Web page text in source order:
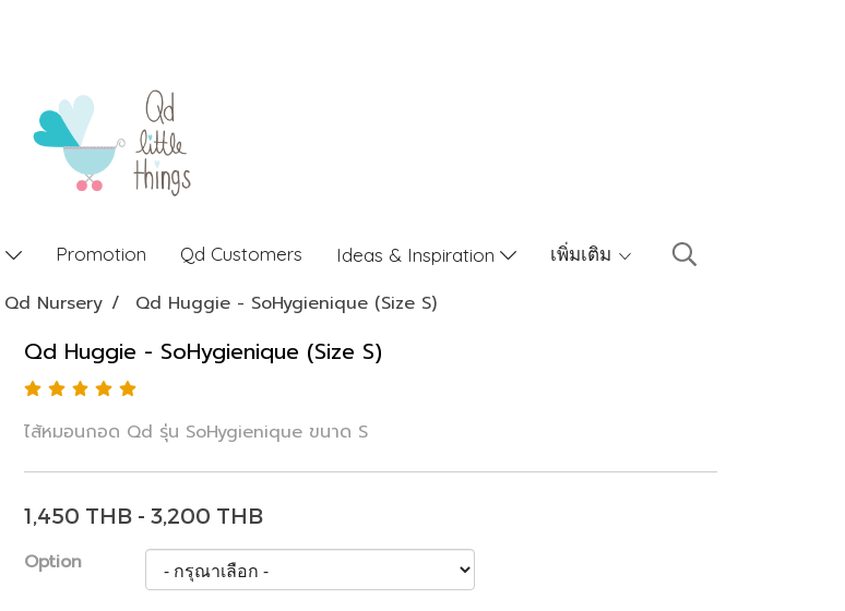
Promotion Qd Customers Ideas & Inspiration เพิ่มเติม
Qd Nursery Qd Huggie - SoHygienique (Size S)
Qd Huggie - SoHygienique (Size S)
ไส้หมอนกอด Qd รุ่น SoHygienique ขนาด S
1,450 THB - 3,200 THB
Option